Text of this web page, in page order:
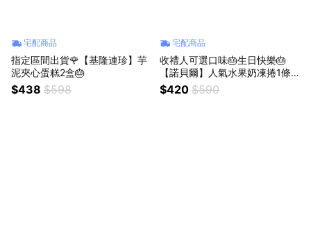
宅配商品
指定區間出貨🌹【基隆連珍】芋
泥夾心蛋糕2盒🎂
$438 $598
宅配商品
收禮人可選口味🎂生日快樂🎂
【諾貝爾】人氣水果奶凍捲1條
｜慶生｜生日蛋糕｜下午茶
$420 $590